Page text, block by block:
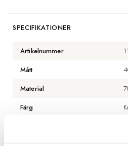
SPECIFIKATIONER
Artikelnummer
Mått
Material
Färg